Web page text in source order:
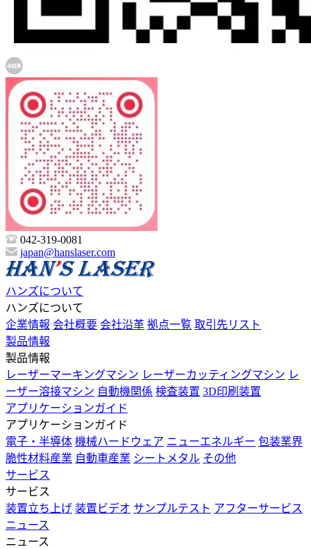
042-319-0081
japan@hanslaser.com
ハンズについて
ハンズについて
企業情報 会社概要 会社沿革 拠点一覧 取引先リスト
製品情報
製品情報
レーザーマーキングマシン レーザーカッティングマシン レ
ーザー溶接マシン 自動機関係 検査装置 3D印刷装置
アプリケーションガイド
アプリケーションガイド
電子・半導体 機械ハードウェア ニューエネルギー 包装業界
脆性材料産業 自動車産業 シートメタル その他
サービス
サービス
装置立ち上げ 装置ビデオ サンプルテスト アフターサービス
ニュース
ニュース